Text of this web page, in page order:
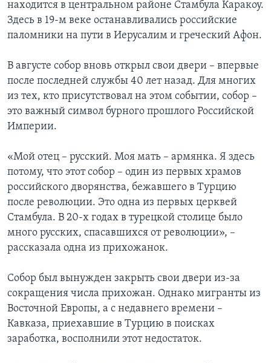
находится в центральном районе Стамбула Каракоу.
Здесь в 19-м веке останавливались российские
паломники на пути в Иерусалим и греческий Афон.
В августе собор вновь открыл свои двери – впервые
после последней службы 40 лет назад. Для многих
из тех, кто присутствовал на этом событии, собор –
это важный символ бурного прошлого Российской
Империи.
«Мой отец – русский. Моя мать – армянка. Я здесь
потому, что этот собор – один из первых храмов
российского дворянства, бежавшего в Турцию
после революции. Это одна из первых церквей
Стамбула. В 20-х годах в турецкой столице было
много русских, спасавшихся от революции», –
рассказала одна из прихожанок.
Собор был вынужден закрыть свои двери из-за
сокращения числа прихожан. Однако мигранты из
Восточной Европы, а с недавнего времени –
Кавказа, приехавшие в Турцию в поисках
заработка, восполнили этот недостаток.